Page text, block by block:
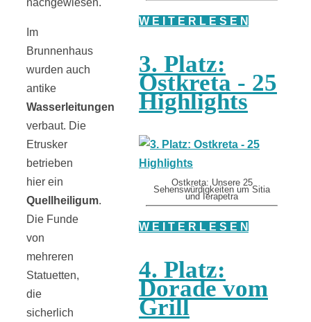
nachgewiesen.
Im
Brunnenhaus
wurden auch
antike
Wasserleitungen
verbaut. Die
Etrusker
betrieben
hier ein
Quellheiligum.
Die Funde
von
mehreren
Statuetten,
die
sicherlich
W E I T E R L E S E N
3. Platz:
Ostkreta - 25
Highlights
Ostkreta: Unsere 25
Sehenswürdigkeiten um Sitia
und Ierapetra
W E I T E R L E S E N
4. Platz:
Dorade vom
Grill